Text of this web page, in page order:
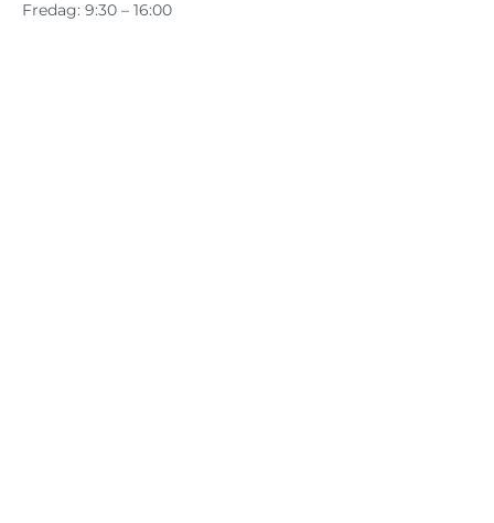
Fredag: 9:30 – 16:00